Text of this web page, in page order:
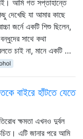
আমি গত সপ্তাহান্তে
দেখেছি যা আমার কাছে
জর্নে একটি শিশু ছিলেন,
সাথে কথা
চাই না, মানে একটি …
বাইরে হাঁটতে যেতে
ক্ষমতা এখনও দুর্বল
এটি জানার পরে আমি